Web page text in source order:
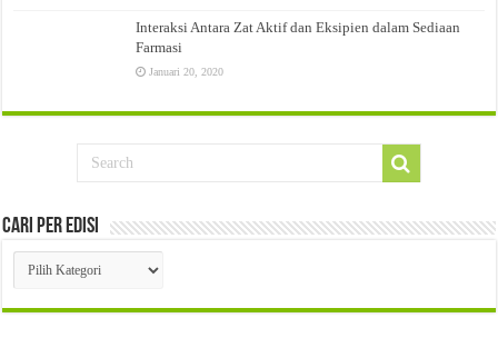
Interaksi Antara Zat Aktif dan Eksipien dalam Sediaan
Farmasi
Januari 20, 2020
Cari Per Edisi
Cari
Per